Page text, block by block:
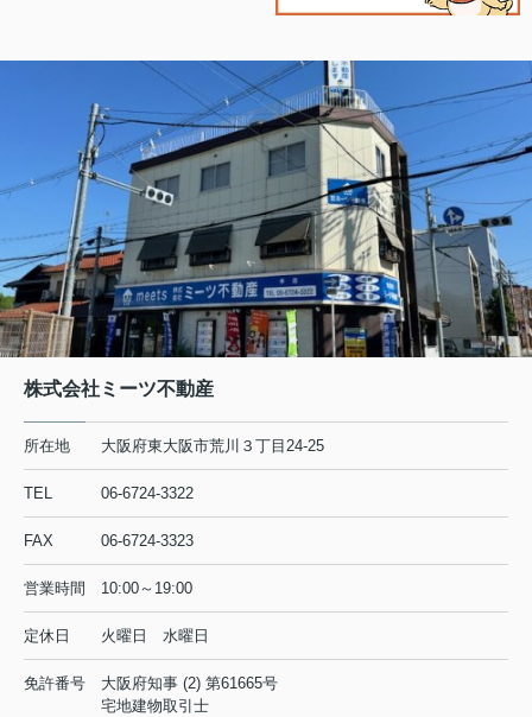
株式会社ミーツ不動産
所在地 大阪府東大阪市荒川３丁目24-25
TEL 06-6724-3322
FAX 06-6724-3323
営業時間 10:00～19:00
定休日 火曜日 水曜日
免許番号
大阪府知事 (2) 第61665号
宅地建物取引士